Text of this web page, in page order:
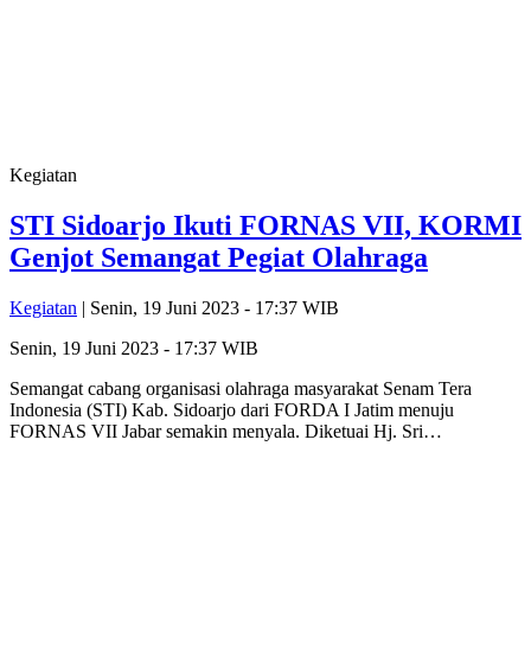
Kegiatan
STI Sidoarjo Ikuti FORNAS VII, KORMI
Genjot Semangat Pegiat Olahraga
Kegiatan | Senin, 19 Juni 2023 - 17:37 WIB
Senin, 19 Juni 2023 - 17:37 WIB
Semangat cabang organisasi olahraga masyarakat Senam Tera
Indonesia (STI) Kab. Sidoarjo dari FORDA I Jatim menuju
FORNAS VII Jabar semakin menyala. Diketuai Hj. Sri…